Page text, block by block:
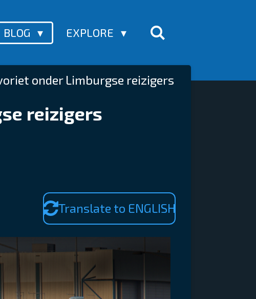
BLOG EXPLORE
onder Limburgse reizigers
reizigers
Translate to ENGLISH